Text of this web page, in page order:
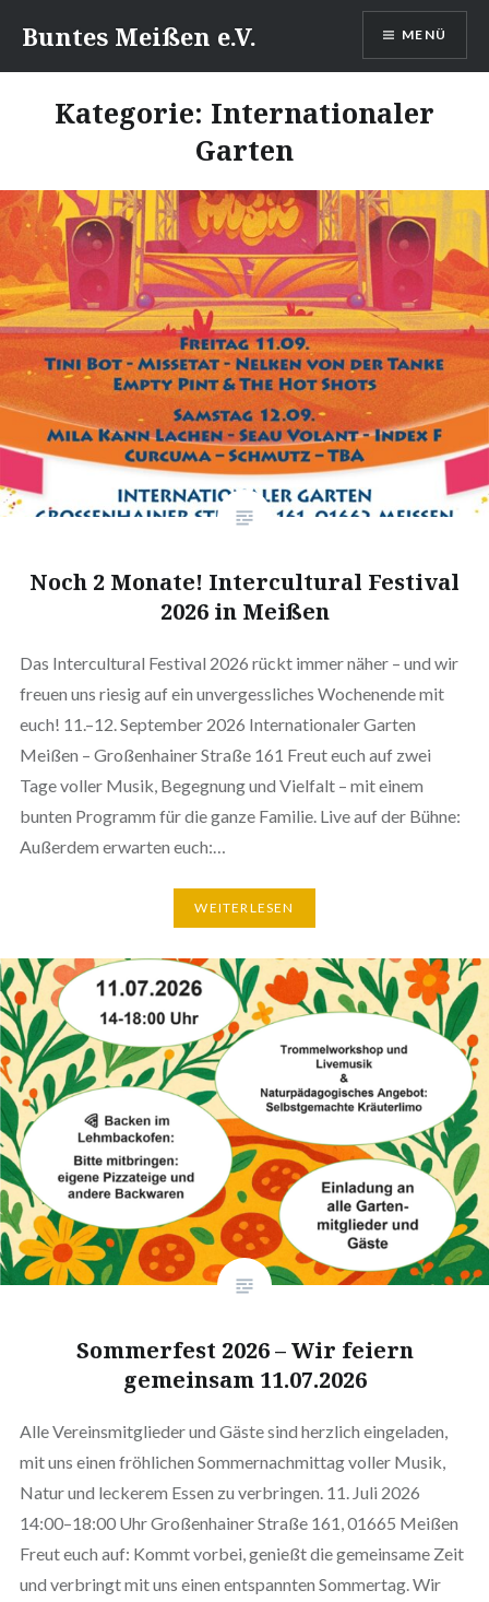
zum
Inhalt
Buntes Meißen e.V. MENÜ
Kategorie: Internationaler
Garten
Noch 2 Monate! Intercultural Festival
2026 in Meißen
Das Intercultural Festival 2026 rückt immer näher – und wir
freuen uns riesig auf ein unvergessliches Wochenende mit
euch! 11.–12. September 2026 Internationaler Garten
Meißen – Großenhainer Straße 161 Freut euch auf zwei
Tage voller Musik, Begegnung und Vielfalt – mit einem
bunten Programm für die ganze Familie. Live auf der Bühne:
Außerdem erwarten euch:…
WEITERLESEN
Sommerfest 2026 – Wir feiern
gemeinsam 11.07.2026
Alle Vereinsmitglieder und Gäste sind herzlich eingeladen,
mit uns einen fröhlichen Sommernachmittag voller Musik,
Natur und leckerem Essen zu verbringen. 11. Juli 2026
14:00–18:00 Uhr Großenhainer Straße 161, 01665 Meißen
Freut euch auf: Kommt vorbei, genießt die gemeinsame Zeit
und verbringt mit uns einen entspannten Sommertag. Wir